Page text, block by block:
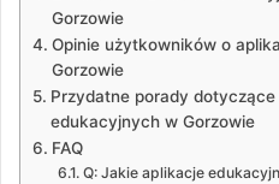
Gorzowie
Opinie użytkowników o
Gorzowie
Przydatne porady
edukacyjnych w Gorzowie
FAQ
Q: Jakie aplikacje